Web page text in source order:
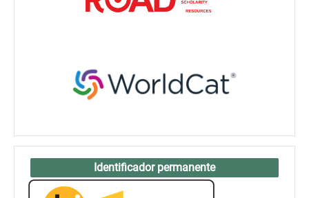
Identificador permanente